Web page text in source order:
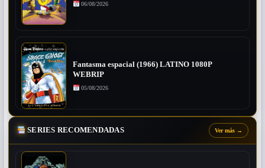
06/08/2026
Fantasma espacial (1966) LATINO 1080P
WEBRIP
05/08/2026
SERIES RECOMENDADAS Ver más →